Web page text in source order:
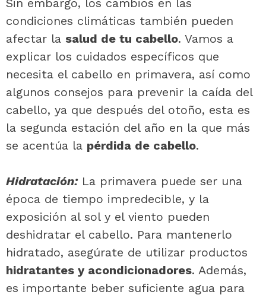
condiciones climáticas también pueden
afectar la salud de tu cabello. Vamos a
explicar los cuidados específicos que
necesita el cabello en primavera, así como
algunos consejos para prevenir la caída del
cabello, ya que después del otoño, esta es
la segunda estación del año en la que más
se acentúa la pérdida de cabello.
Hidratación:La primavera puede ser una
época de tiempo impredecible, y la
exposición al sol y el viento pueden
deshidratar el cabello. Para mantenerlo
hidratado, asegúrate de utilizar productos
hidratantes y acondicionadores. Además,
es importante beber suficiente agua para